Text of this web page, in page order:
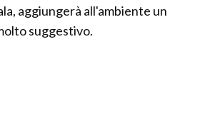
aggiungerà all'ambiente un
suggestivo.